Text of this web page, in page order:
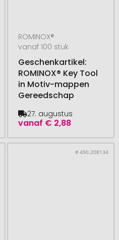
ROMINOX®
vanaf 100 stuk
Geschenkartikel:
ROMINOX® Key Tool
in Motiv-mappen
Gereedschap
vanaf € 2,88
27. augustus
# 490.208134